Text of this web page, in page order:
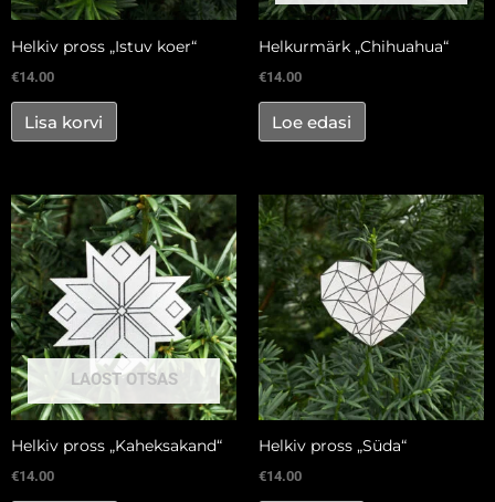
Helkiv pross „Istuv koer“
€14.00
Lisa korvi
Helkurmärk „Chihuahua“
€14.00
Loe edasi
LAOST OTSAS
Helkiv pross „Kaheksakand“
€14.00
Helkiv pross „Süda“
€14.00